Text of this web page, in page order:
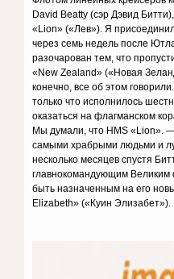
David Beatty (сэр Дэвид
«Lion» («Лев»). Я
через семь недель после
разочарован тем, что
«New Zealand» («Новая
конечно, все об этом
только что исполнилось
оказаться на флагманском
Мы думали, что HMS «Lion».
самыми храбрыми людьми и
несколько месяцев спустя
главнокомандующим Великим
быть назначенным на его
Elizabeth» («Куин Элизабет»).